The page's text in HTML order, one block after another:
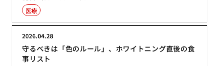
医療
守るべきは「色のルール」、ホワイトニング直後の食
事リスト
2026.04.28